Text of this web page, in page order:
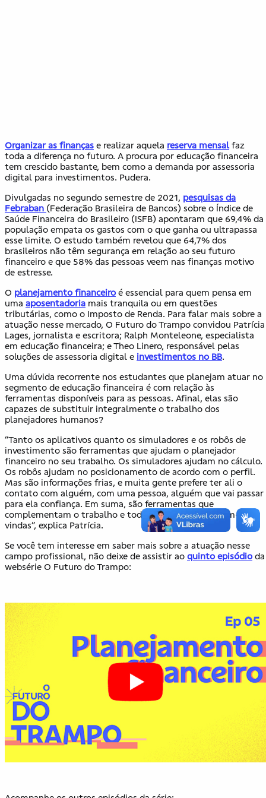
Organizar as finanças e realizar aquela reserva mensal faz
toda a diferença no futuro. A procura por educação financeira
tem crescido bastante, bem como a demanda por assessoria
digital para investimentos. Pudera.
Divulgadas no segundo semestre de 2021, pesquisas da
Febraban (Federação Brasileira de Bancos) sobre o Índice de
Saúde Financeira do Brasileiro (ISFB) apontaram que 69,4% da
população empata os gastos com o que ganha ou ultrapassa
esse limite. O estudo também revelou que 64,7% dos
brasileiros não têm segurança em relação ao seu futuro
financeiro e que 58% das pessoas veem nas finanças motivo
de estresse.
O planejamento financeiroé essencial para quem pensa em
uma aposentadoria mais tranquila ou em questões
tributárias, como o Imposto de Renda. Para falar mais sobre a
atuação nesse mercado, O Futuro do Trampo convidou Patrícia
Lages, jornalista e escritora; Ralph Monteleone, especialista
em educação financeira; e Theo Linero, responsável pelas
soluções de assessoria digital e investimentos no BB.
Uma dúvida recorrente nos estudantes que planejam atuar no
segmento de educação financeira é com relação às
ferramentas disponíveis para as pessoas. Afinal, elas são
capazes de substituir integralmente o trabalho dos
planejadores humanos?
“Tanto os aplicativos quanto os simuladores e os robôs de
investimento são ferramentas que ajudam o planejador
financeiro no seu trabalho. Os simuladores ajudam no cálculo.
Os robôs ajudam no posicionamento de acordo com o perfil.
Mas são informações frias, e muita gente prefere ter ali o
contato com alguém, com uma pessoa, alguém que vai passar
para ela confiança. Em suma, são ferramentas que
complementam o trabalho e todas elas são muito bem-
vindas”, explica Patrícia.
Se você tem interesse em saber mais sobre a atuação nesse
campo profissional, não deixe de assistir ao quinto episódioda
websérie O Futuro do Trampo: